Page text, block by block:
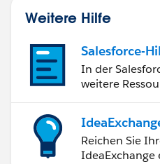
Weitere Hilfe
Salesforce-
In der
weitere
Reichen Sie
IdeaExchange